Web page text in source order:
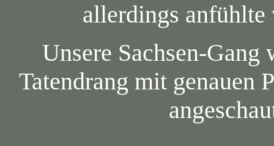
allerdings
Unsere Sachsen-
Tatendrang mit genauen